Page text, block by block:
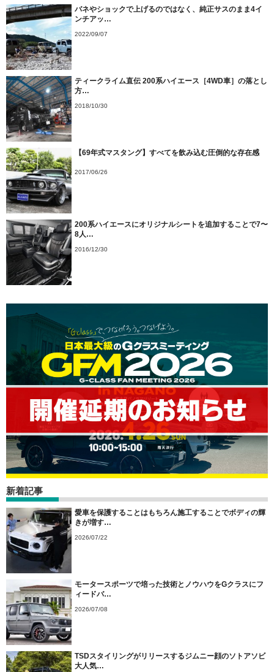
バネやショックで上げるのではなく、純正サスのまま4イ
ンチアッ…
2022/09/07
ティークライム直伝 200系ハイエース［4WD車］の落とし
方…
2018/10/30
【69年式マスタング】すべてを飲み込む圧倒的な存在感
2017/06/26
200系ハイエースにオリジナルシートを追加することで7〜
8人…
2016/12/30
新着記事
愛車を保護することはもちろん施工することでボディの輝
きが増す…
2026/07/22
モータースポーツで培った技術とノウハウをGクラスにフ
ィードバ…
2026/07/08
TSDスタイリングがリリースするジムニー顔のソトアソビ
大人気…